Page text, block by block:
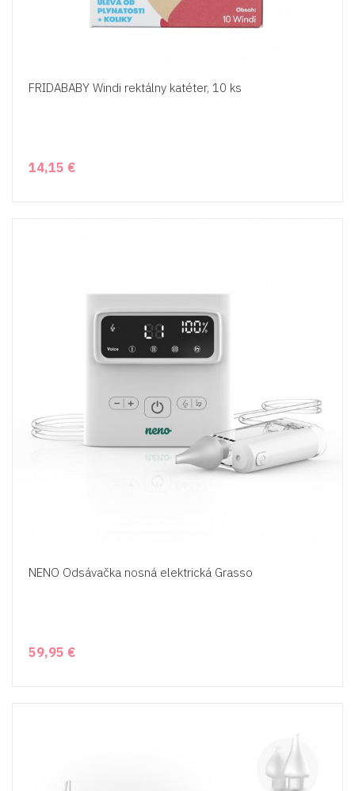
FRIDABABY Windi rektálny katéter, 10 ks
14,15 €
NENO Odsávačka nosná elektrická Grasso
59,95 €